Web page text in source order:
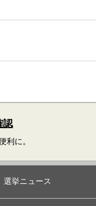
認
利に。
選挙ニュース